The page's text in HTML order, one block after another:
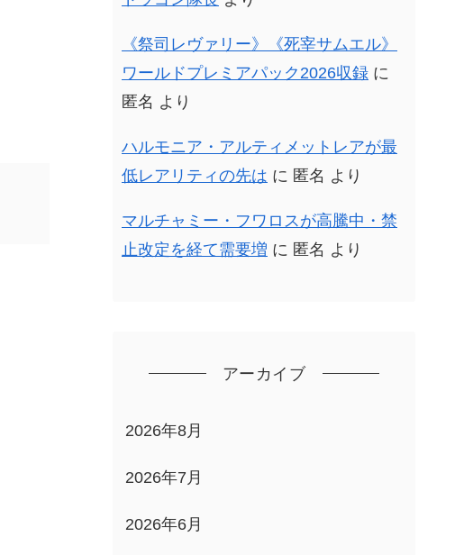
《祭司レヴァリー》《死宰サムエル》
ワールドプレミアパック2026収録 に
匿名 より
ハルモニア・アルティメットレアが最
低レアリティの先は に 匿名 より
マルチャミー・フワロスが高騰中・禁
止改定を経て需要増 に 匿名 より
アーカイブ
2026年8月
2026年7月
2026年6月